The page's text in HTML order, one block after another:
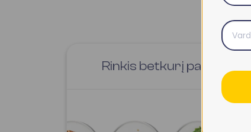
Rinkis betkurį patiekalą